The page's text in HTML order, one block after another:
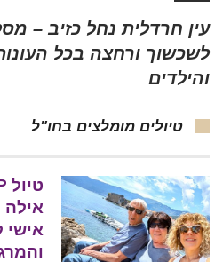
עין חרדלית נחל כזיב –
לשכשוך ורחצה בכל
והילדים
טיולים מומלצים בחו"ל
אילה
אישי